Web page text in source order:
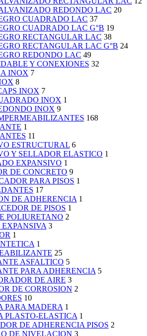
REDONDO LAC 20
CUADRADO LAC 37
CUADRADO LAC G°B 19
RECTANGULAR LAC 38
RECTANGULAR LAC G°B 24
REDONDO LAC 49
Y CONEXIONES 32
INOX 7
8
INOX 7
INOX 1
INOX 9
168
1
11
ESTRUCTURAL 6
Y SELLADOR ELASTICO 1
EXPANSIVO 1
DE CONCRETO 9
PARA PISOS 1
17
DE ADHERENCIA 1
DE PISOS 1
POLIURETANO 2
EXPANSIVA 3
1
1
25
ASFALTICO 5
PARA ADHERENCIA 5
DE AIRE 3
DE CORROSION 2
10
PARA MADERA 1
PLASTO-ELASTICA 1
DE ADHERENCIA PISOS 2
DE NIVELACION 3